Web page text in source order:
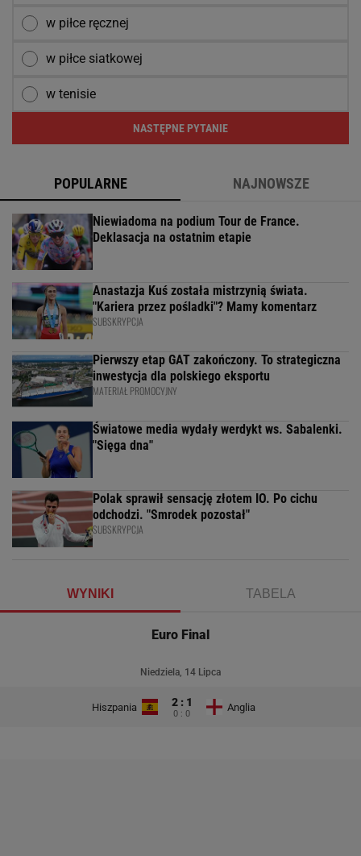
w piłce ręcznej
w piłce siatkowej
w tenisie
NASTĘPNE PYTANIE
POPULARNE NAJNOWSZE
Niewiadoma na podium Tour de France.
Deklasacja na ostatnim etapie
Anastazja Kuś została mistrzynią świata.
"Kariera przez pośladki"? Mamy komentarz
SUBSKRYPCJA
Pierwszy etap GAT zakończony. To strategiczna
inwestycja dla polskiego eksportu
MATERIAŁ PROMOCYJNY
Światowe media wydały werdykt ws. Sabalenki.
"Sięga dna"
Polak sprawił sensację złotem IO. Po cichu
odchodzi. "Smrodek pozostał"
SUBSKRYPCJA
WYNIKI TABELA
Euro Final
Niedziela, 14 Lipca
Hiszpania 2 : 1
0 : 0
Anglia